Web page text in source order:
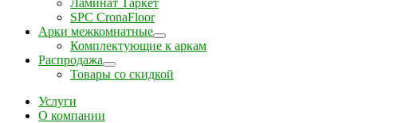
Ламинат Таркет
SPC CronaFloor
Арки межкомнатные
Комплектующие к аркам
Распродажа
Товары со скидкой
Услуги
О компании